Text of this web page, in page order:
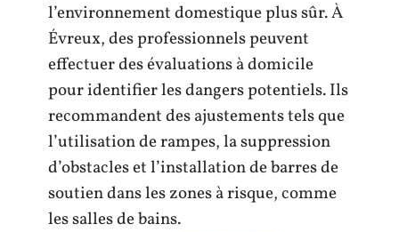
l’environnement domestique plus sûr. À
Évreux, des professionnels peuvent
effectuer des évaluations à domicile
pour identifier les dangers potentiels. Ils
recommandent des ajustements tels que
l’utilisation de rampes, la suppression
d’obstacles et l’installation de barres de
soutien dans les zones à risque, comme
les salles de bains.